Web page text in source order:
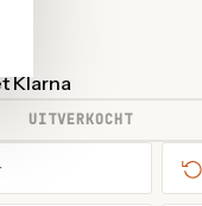
Klarna
UITVERKOCHT